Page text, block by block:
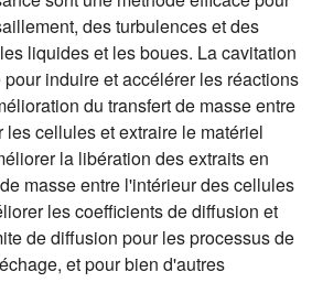
des turbulences et des
liquides et les boues. La cavitation
induire et accélérer les réactions
du transfert de masse entre
les cellules et extraire le matériel
la libération des extraits en
masse entre l'intérieur des cellules
les coefficients de diffusion et
de diffusion pour les processus de
et pour bien d'autres